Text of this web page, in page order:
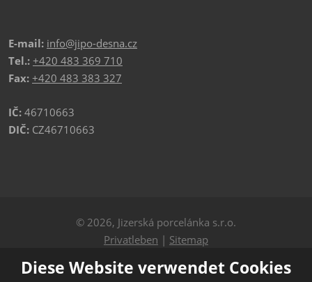
E-mail: info@jipo-desna.cz
Tel.: +420 483 369 710
Fax: +420 483 383 327
IČ: 46710663
DIČ: CZ46710663
© 2026, Jizerská porcelánka s.r.o.
Privatleben | Sitemap
ERSTELLT VON
Diese Website verwendet Cookies